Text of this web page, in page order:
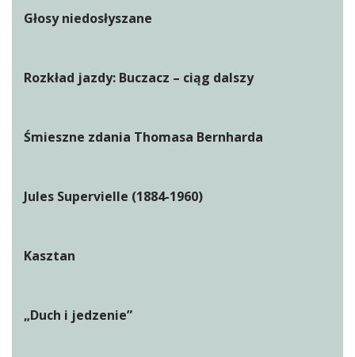
Głosy niedosłyszane
Rozkład jazdy: Buczacz – ciąg dalszy
Śmieszne zdania Thomasa Bernharda
Jules Supervielle (1884-1960)
Kasztan
„Duch i jedzenie”